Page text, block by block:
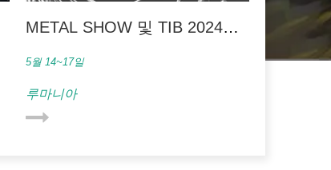
METAL SHOW 및 TIB 2024에
서 만나보세요!
5월 14~17일
루마니아